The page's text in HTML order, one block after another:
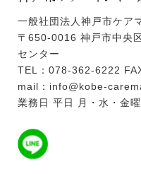
一般社団法人神戸市ケア
〒650-0016 神戸市中央
センター
TEL：078-362-6222
mail：info@kobe-
業務日 平日 月・水・金